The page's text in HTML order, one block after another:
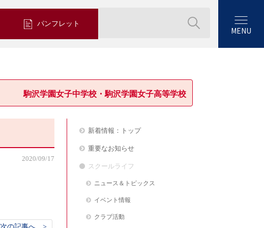
パンフレット
MENU
駒沢学園女子中学校・駒沢学園女子高等学校
2020/09/17
新着情報：トップ
重要なお知らせ
スクールライフ
ニュース＆トピックス
イベント情報
クラブ活動